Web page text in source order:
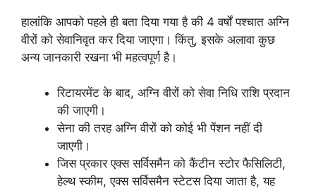
हालांकि आपको पहले ही बता दिया गया है की 4 वर्षों पश्चात अग्नि
वीरों को सेवानिवृत कर दिया जाएगा। किंतु, इसके अलावा कुछ
अन्य जानकारी रखना भी महत्वपूर्ण है।
रिटायरमेंट के बाद, अग्नि वीरों को सेवा निधि राशि प्रदान
की जाएगी।
सेना की तरह अग्नि वीरों को कोई भी पेंशन नहीं दी
जाएगी।
जिस प्रकार एक्स सर्विसमैन को कैंटीन स्टोर फैसिलिटी,
हेल्थ स्कीम, एक्स सर्विसमैन स्टेटस दिया जाता है, यह